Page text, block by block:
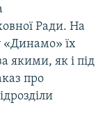
Ради. На
«Динамо» їх
якими, як і під
про